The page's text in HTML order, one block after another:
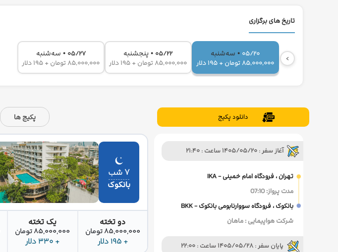
تاریخ های برگزاری
›
05/20
• سه‌شنبه
85,000,000 تومان + 195 دلار
05/22
• پنجشنبه
85,000,000 تومان + 195 دلار
05/27
• سه‌شنبه
85,000,000 تومان + 195 دلار
دانلود پکیج پکیج ها
آغاز سفر : 1405/05/20 ساعت : 21:40
تهران ، فرودگاه امام خمینی - IKA
مدت پرواز: 07:10
بانکوک ، فرودگاه سووارنابومی بانکوک - BKK
شرکت هواپیمایی : ماهان
پایان سفر : 1405/05/28 ساعت : 22:00
۷ شب
بانکوک
دو تخته
85,000,000 تومان
+ 195 دلار
یک تخته
85,000,000 تومان
+ 330 دلار